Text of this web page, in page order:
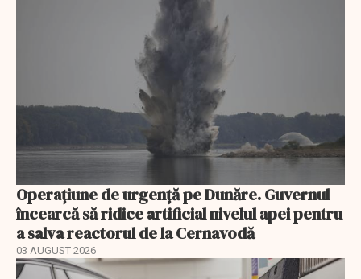
Operațiune de urgență pe Dunăre. Guvernul
încearcă să ridice artificial nivelul apei pentru
a salva reactorul de la Cernavodă
03 AUGUST 2026